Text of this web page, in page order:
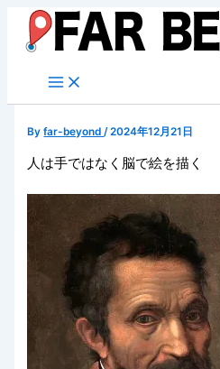
キ
Byfar-beyond/2024年12月21日
人は手ではなく脳で絵を描く